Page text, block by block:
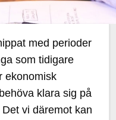
med perioder
som tidigare
ekonomisk
klara sig på
vi däremot kan